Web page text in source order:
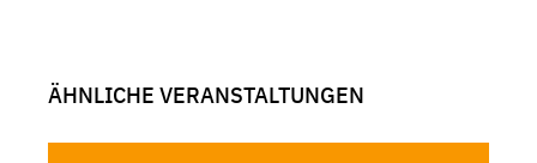
ÄHNLICHE VERANSTALTUNGEN